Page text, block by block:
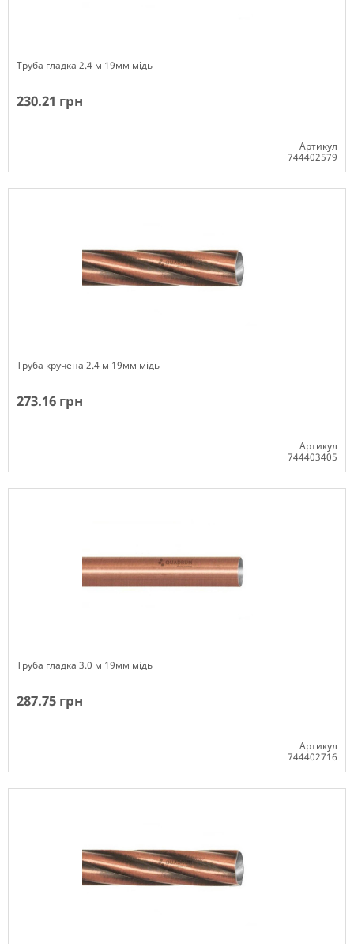
Труба гладка 2.4 м 19мм мідь
230.21 грн
Артикул
744402579
Труба кручена 2.4 м 19мм мідь
273.16 грн
Артикул
744403405
Труба гладка 3.0 м 19мм мідь
287.75 грн
Артикул
744402716